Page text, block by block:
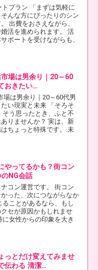
プラン 「まずは気軽に
んな方にぴったりのシン
出費をおさえながら、
活を進められます。 活
ポートを受けながらも、
場は男余り｜20～60
おきたい…
場は男余り｜20～60代男
い現実と未来 「そろそ
そう思ったとき、ふと不
りませんか？ 実は、新
ちょっと特殊です。 未
やってるかも？街コン
NG会話
コン運営です。 街コン
った、次につながらなか
ることがあるなら、もし
セが原因かもしれませ
に女性からの印象を大き
っとだけ変えてみませ
伝わる 清潔…